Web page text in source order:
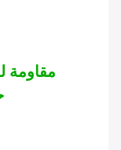
مقاومة